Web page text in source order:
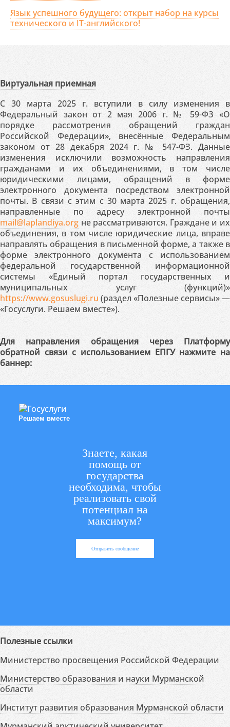
Язык успешного будущего: открыт набор на курсы
технического и IT-английского!
Виртуальная приемная
С 30 марта 2025 г. вступили в силу изменения в
Федеральный закон от 2 мая 2006 г. № 59-ФЗ «О
порядке рассмотрения обращений граждан
Российской Федерации», внесённые Федеральным
законом от 28 декабря 2024 г. № 547-ФЗ. Данные
изменения исключили возможность направления
гражданами и их объединениями, в том числе
юридическими лицами, обращений в форме
электронного документа посредством электронной
почты. В связи с этим с 30 марта 2025 г. обращения,
направленные по адресу электронной почты
mail@laplandiya.org не рассматриваются. Граждане и их
объединения, в том числе юридические лица, вправе
направлять обращения в письменной форме, а также в
форме электронного документа с использованием
федеральной государственной информационной
системы «Единый портал государственных и
муниципальных услуг (функций)»
https://www.gosuslugi.ru (раздел «Полезные сервисы» —
«Госуслуги. Решаем вместе»).
Для направления обращения через Платформу
обратной связи с использованием ЕПГУ нажмите на
баннер:
Решаем вместе
Знаете, какая
помощь от
государства
необходима, чтобы
реализовать свой
потенциал на
максимум?
Отправить сообщение
Полезные ссылки
Министерство просвещения Российской Федерации
Министерство образования и науки Мурманской
области
Институт развития образования Мурманской области